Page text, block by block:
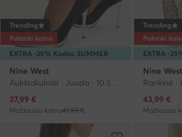
EXTRA -25% Kodas: SUMMER
Trending
Palanki kaina
Nine West
Aukštakulniai · Juoda · 10.5 cm
Dabartinė kaina
37,99 €
Mažiausia kaina41,99 €
EXTRA -
Trending
Palanki
Nine West
Rankinė ·
Dabartinė
43,99 €
Mažiausia